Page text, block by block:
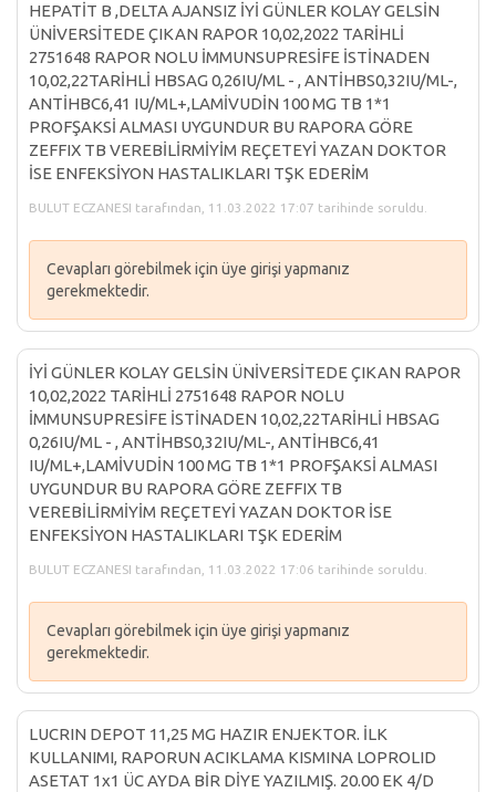
HEPATİT B ,DELTA AJANSIZ İYİ GÜNLER KOLAY GELSİN
ÜNİVERSİTEDE ÇIKAN RAPOR 10,02,2022 TARİHLİ
2751648 RAPOR NOLU İMMUNSUPRESİFE İSTİNADEN
10,02,22TARİHLİ HBSAG 0,26IU/ML - , ANTİHBS0,32IU/ML-,
ANTİHBC6,41 IU/ML+,LAMİVUDİN 100 MG TB 1*1
PROFŞAKSİ ALMASI UYGUNDUR BU RAPORA GÖRE
ZEFFIX TB VEREBİLİRMİYİM REÇETEYİ YAZAN DOKTOR
İSE ENFEKSİYON HASTALIKLARI TŞK EDERİM
BULUT ECZANESI tarafından, 11.03.2022 17:07 tarihinde soruldu.
Cevapları görebilmek için üye girişi yapmanız
gerekmektedir.
İYİ GÜNLER KOLAY GELSİN ÜNİVERSİTEDE ÇIKAN RAPOR
10,02,2022 TARİHLİ 2751648 RAPOR NOLU
İMMUNSUPRESİFE İSTİNADEN 10,02,22TARİHLİ HBSAG
0,26IU/ML - , ANTİHBS0,32IU/ML-, ANTİHBC6,41
IU/ML+,LAMİVUDİN 100 MG TB 1*1 PROFŞAKSİ ALMASI
UYGUNDUR BU RAPORA GÖRE ZEFFIX TB
VEREBİLİRMİYİM REÇETEYİ YAZAN DOKTOR İSE
ENFEKSİYON HASTALIKLARI TŞK EDERİM
BULUT ECZANESI tarafından, 11.03.2022 17:06 tarihinde soruldu.
Cevapları görebilmek için üye girişi yapmanız
gerekmektedir.
LUCRIN DEPOT 11,25 MG HAZIR ENJEKTOR. İLK
KULLANIMI, RAPORUN ACIKLAMA KISMINA LOPROLID
ASETAT 1x1 ÜC AYDA BİR DİYE YAZILMIŞ. 20.00 EK 4/D